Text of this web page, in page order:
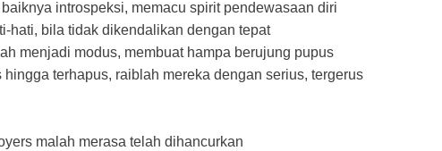
introspeksi, memacu spirit pendewasaan diri
hati, bila tidak dikendalikan dengan tepat
menjadi modus, membuat hampa berujung pupus
hingga terhapus, raiblah mereka dengan serius, tergerus
malah merasa telah dihancurkan